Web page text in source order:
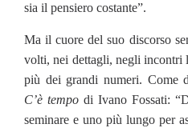
sia il pensiero costante”.
Ma il cuore del suo discorso
volti, nei dettagli, negli incontri
più dei grandi numeri. Come
C’è tempo di Ivano Fossati:
seminare e uno più lungo per